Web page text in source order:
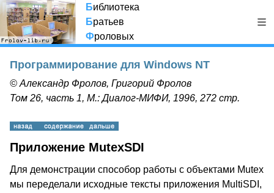
Библиотека
Братьев
Фроловых
Программирование для Windows NT
© Александр Фролов, Григорий Фролов
Том 26, часть 1, М.: Диалог-МИФИ, 1996, 272 стр.
Приложение MutexSDI
Для демонстрации способор работы с объектами Mutex
мы переделали исходные тексты приложения MultiSDI,